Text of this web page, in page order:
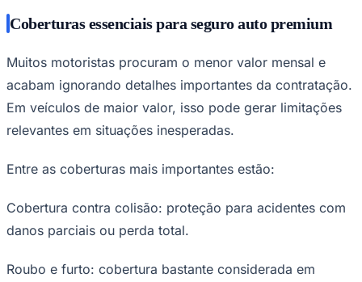
São Paulo
Coberturas essenciais para seguro auto premium
Muitos motoristas procuram o menor valor mensal e
acabam ignorando detalhes importantes da contratação.
Em veículos de maior valor, isso pode gerar limitações
relevantes em situações inesperadas.
Entre as coberturas mais importantes estão:
Cobertura contra colisão: proteção para acidentes com
danos parciais ou perda total.
Roubo e furto: cobertura bastante considerada em